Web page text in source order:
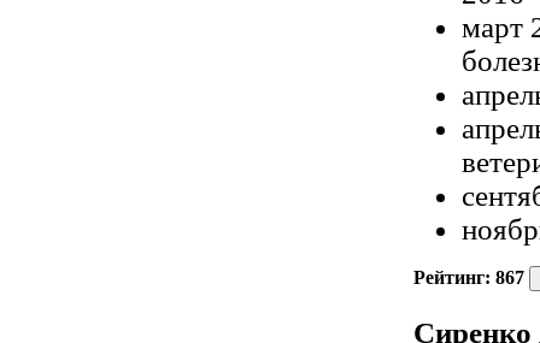
март
Рейтинг: 867
Сиренко